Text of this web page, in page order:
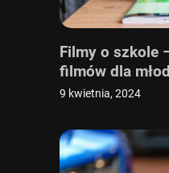
Filmy o szkole
filmów dla
9 kwietnia, 2024